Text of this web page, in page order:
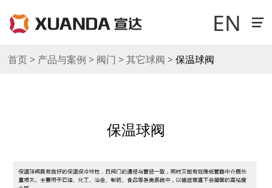
走进宣达
产品与案例
EN
首页 > 产品与案例 > 阀门 > 其它球阀 >保温球阀
保温球阀